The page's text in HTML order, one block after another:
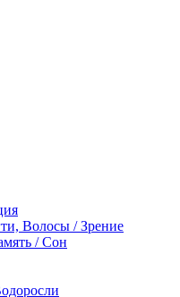
Волосы / Зрение
/ Сон